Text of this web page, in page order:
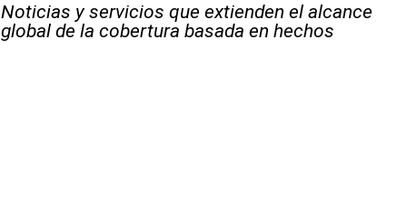
Noticias y servicios que extienden el alcance
global de la cobertura basada en hechos